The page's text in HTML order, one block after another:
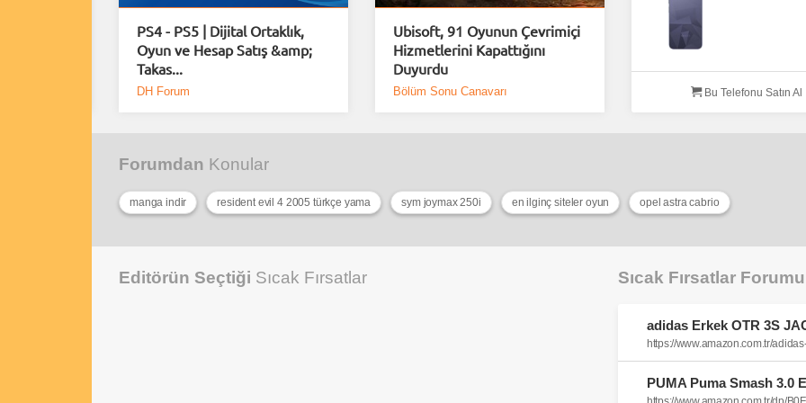
PS4 - PS5 | Dijital Ortaklık,
Oyun ve Hesap Satış &amp;
Takas...
DH Forum
Ubisoft, 91 Oyunun Çevrimiçi
Hizmetlerini Kapattığını
Duyurdu
Bölüm Sonu Canavarı Bu Telefonu Satın Al
Forumdan Konular
manga indir resident evil 4 2005 türkçe yama sym joymax 250i en ilginç siteler oyun opel astra cabrio
Editörün Seçtiği Sıcak Fırsatlar Sıcak Fırsatlar
https://www.amazon.com.tr/